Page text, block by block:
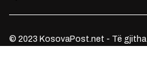
© 2023 KosovaPost.net - Të gjitha